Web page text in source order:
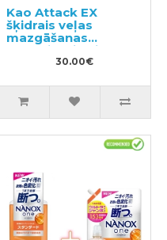
Kao Attack EX
šķidrais veļas
mazgāšanas
līdzeklis, pildviela
30.00€